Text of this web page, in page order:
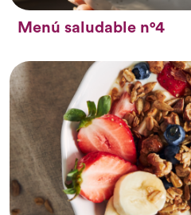
Menú saludable n°4